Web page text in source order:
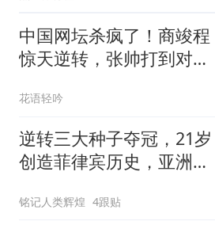
中国网坛杀疯了！商竣程
惊天逆转，张帅打到对手
花语轻吟
逆转三大种子夺冠，21岁
创造菲律宾历史，亚洲网
铭记人类辉煌 4跟贴